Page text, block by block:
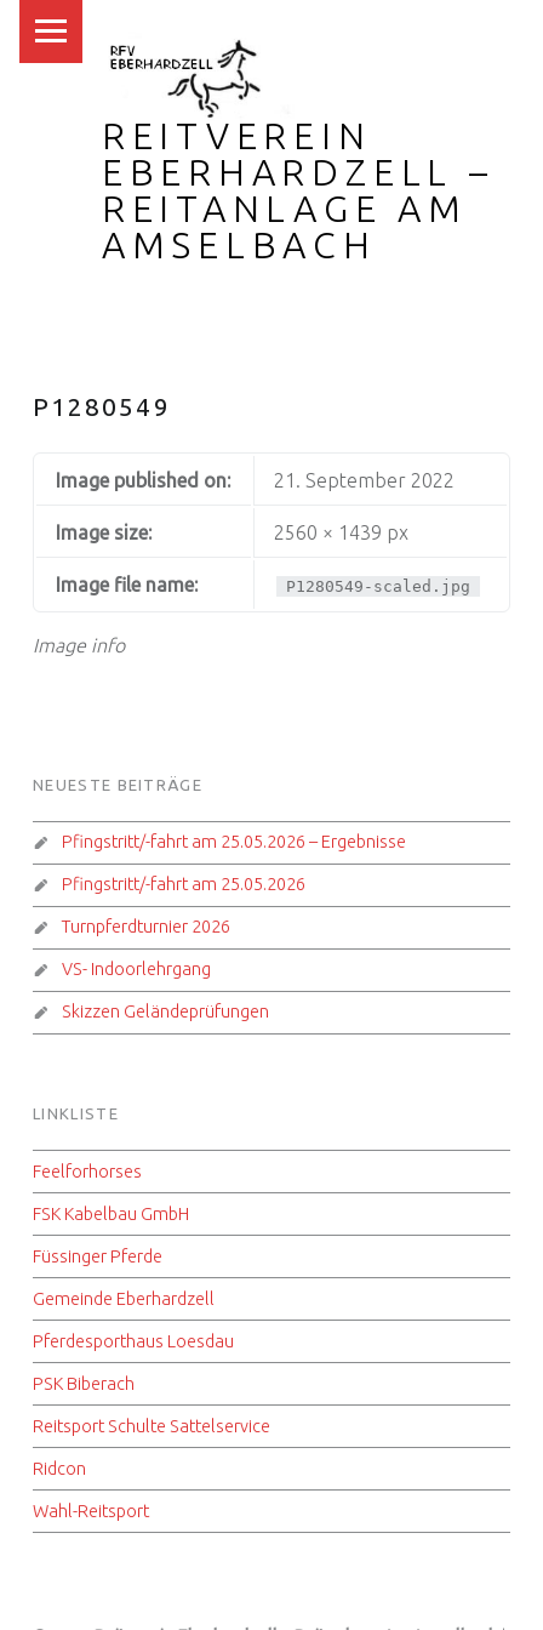
REITVEREIN
EBERHARDZELL –
REITANLAGE AM
AMSELBACH
P1280549
Image info
Image published on: 21. September 2022
Image size: 2560 × 1439 px
Image file name: P1280549-scaled.jpg
FOOTER SIDEBAR
NEUESTE BEITRÄGE
Pfingstritt/-fahrt am 25.05.2026 – Ergebnisse
Pfingstritt/-fahrt am 25.05.2026
Turnpferdturnier 2026
VS- Indoorlehrgang
Skizzen Geländeprüfungen
LINKLISTE
Feelforhorses
FSK Kabelbau GmbH
Füssinger Pferde
Gemeinde Eberhardzell
Pferdesporthaus Loesdau
PSK Biberach
Reitsport Schulte Sattelservice
Ridcon
Wahl-Reitsport